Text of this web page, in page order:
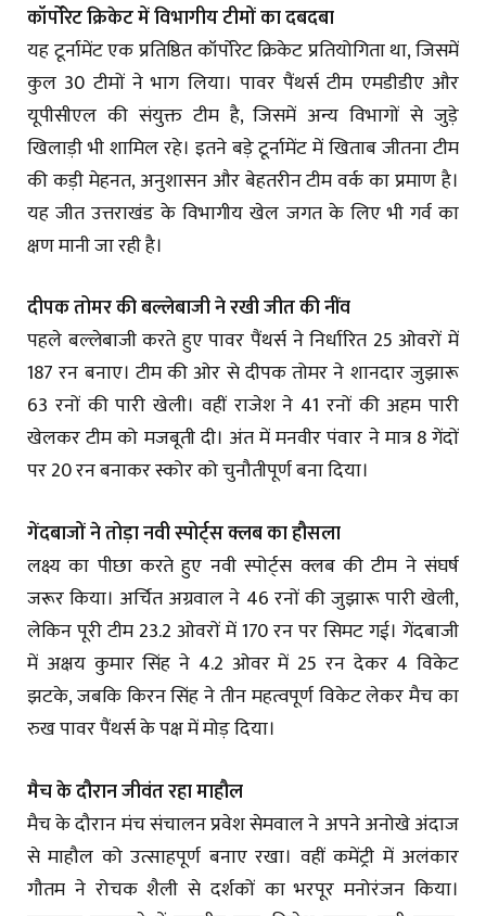
कॉर्पोरेट क्रिकेट में विभागीय टीमों का दबदबा
यह टूर्नामेंट एक प्रतिष्ठित कॉर्पोरेट क्रिकेट प्रतियोगिता था, जिसमें
कुल 30 टीमों ने भाग लिया। पावर पैंथर्स टीम एमडीडीए और
यूपीसीएल की संयुक्त टीम है, जिसमें अन्य विभागों से जुड़े
खिलाड़ी भी शामिल रहे। इतने बड़े टूर्नामेंट में खिताब जीतना टीम
की कड़ी मेहनत, अनुशासन और बेहतरीन टीम वर्क का प्रमाण है।
यह जीत उत्तराखंड के विभागीय खेल जगत के लिए भी गर्व का
क्षण मानी जा रही है।
दीपक तोमर की बल्लेबाजी ने रखी जीत की नींव
पहले बल्लेबाजी करते हुए पावर पैंथर्स ने निर्धारित 25 ओवरों में
187 रन बनाए। टीम की ओर से दीपक तोमर ने शानदार जुझारू
63 रनों की पारी खेली। वहीं राजेश ने 41 रनों की अहम पारी
खेलकर टीम को मजबूती दी। अंत में मनवीर पंवार ने मात्र 8 गेंदों
पर 20 रन बनाकर स्कोर को चुनौतीपूर्ण बना दिया।
गेंदबाजों ने तोड़ा नवी स्पोर्ट्स क्लब का हौसला
लक्ष्य का पीछा करते हुए नवी स्पोर्ट्स क्लब की टीम ने संघर्ष
जरूर किया। अर्चित अग्रवाल ने 46 रनों की जुझारू पारी खेली,
लेकिन पूरी टीम 23.2 ओवरों में 170 रन पर सिमट गई। गेंदबाजी
में अक्षय कुमार सिंह ने 4.2 ओवर में 25 रन देकर 4 विकेट
झटके, जबकि किरन सिंह ने तीन महत्वपूर्ण विकेट लेकर मैच का
रुख पावर पैंथर्स के पक्ष में मोड़ दिया।
मैच के दौरान जीवंत रहा माहौल
मैच के दौरान मंच संचालन प्रवेश सेमवाल ने अपने अनोखे अंदाज
से माहौल को उत्साहपूर्ण बनाए रखा। वहीं कमेंट्री में अलंकार
गौतम ने रोचक शैली से दर्शकों का भरपूर मनोरंजन किया।